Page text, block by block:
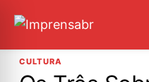
CULTURA